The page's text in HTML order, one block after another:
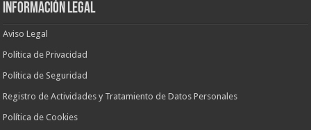
INFORMACIÓN LEGAL
Aviso Legal
Política de Privacidad
Política de Seguridad
Registro de Actividades y Tratamiento de Datos Personales
Política de Cookies